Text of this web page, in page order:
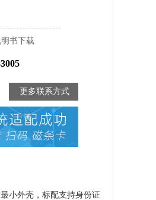
明书下载
更多联系方式
小外壳，标配支持身份证